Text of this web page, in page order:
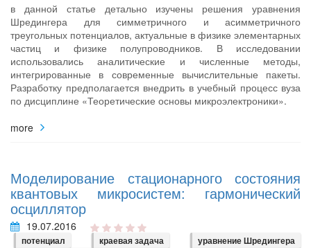
в данной статье детально изучены решения уравнения
Шредингера для симметричного и асимметричного
треугольных потенциалов, актуальные в физике элементарных
частиц и физике полупроводников. В исследовании
использовались аналитические и численные методы,
интегрированные в современные вычислительные пакеты.
Разработку предполагается внедрить в учебный процесс вуза
по дисциплине «Теоретические основы микроэлектроники».
more
Моделирование стационарного состояния
квантовых микросистем: гармонический
осциллятор
19.07.2016
потенциал краевая задача
уравнение Шредингера